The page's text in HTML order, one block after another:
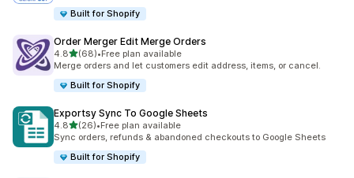
Built for Shopify
Order Merger Edit Merge Orders
4.8เต็ม 5 ดาว
(68)
ทั้งหมด 68 รีวิว
•Free plan available
Merge orders and let customers edit address, items, or cancel.
Built for Shopify
Exportsy Sync To Google Sheets
4.8เต็ม 5 ดาว
(26)
ทั้งหมด 26 รีวิว
•Free plan available
Sync orders, refunds & abandoned checkouts to Google Sheets
Built for Shopify